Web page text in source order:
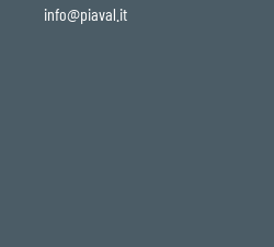
info@piaval.it